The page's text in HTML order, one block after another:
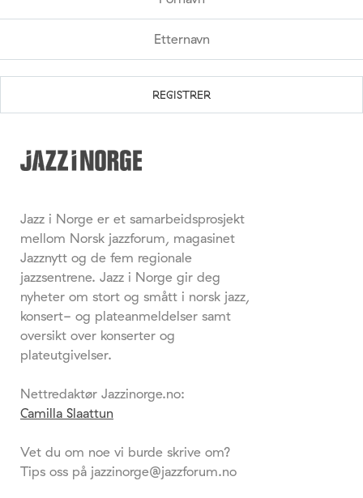
Jazz i Norge er et samarbeidsprosjekt
mellom Norsk jazzforum, magasinet
Jazznytt og de fem regionale
jazzsentrene. Jazz i Norge gir deg
nyheter om stort og smått i norsk jazz,
konsert- og plateanmeldelser samt
oversikt over konserter og
plateutgivelser.
Nettredaktør Jazzinorge.no:
Camilla Slaattun
Vet du om noe vi burde skrive om?
Tips oss på jazzinorge@jazzforum.no